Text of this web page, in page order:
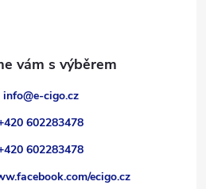
info@e-cigo.cz
602283478
602283478
ecigo.cz